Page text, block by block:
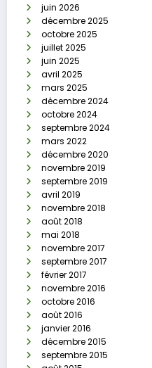
juin 2026
décembre 2025
octobre 2025
juillet 2025
juin 2025
avril 2025
mars 2025
décembre 2024
octobre 2024
septembre 2024
mars 2022
décembre 2020
novembre 2019
septembre 2019
avril 2019
novembre 2018
août 2018
mai 2018
novembre 2017
septembre 2017
février 2017
novembre 2016
octobre 2016
août 2016
janvier 2016
décembre 2015
septembre 2015